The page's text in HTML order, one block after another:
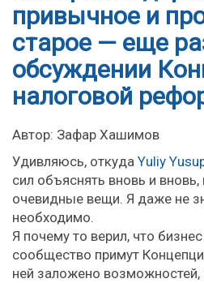
привычное и
старое — еще
обсуждении
налоговой
Автор: Зафар Хашимов
Удивляюсь, откуда Yuliy
сил объяснять вновь и
очевидные вещи. Я даже не
необходимо.
Я почему то верил, что
сообщество примут
ней заложено